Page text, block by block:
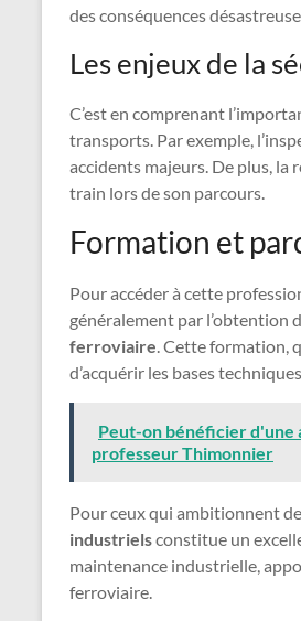
des conséquences
Les enjeux de la
C’est en comprenant
transports. Par exemple,
accidents majeurs. De plus,
train lors de son parcours.
Formation et
Pour accéder à cette
généralement par l’obtention
ferroviaire. Cette formation,
d’acquérir les bases
Peut-on bénéficier d'une
professeur Thimonnier
Pour ceux qui ambitionnent
industrielsconstitue un
maintenance industrielle,
ferroviaire.